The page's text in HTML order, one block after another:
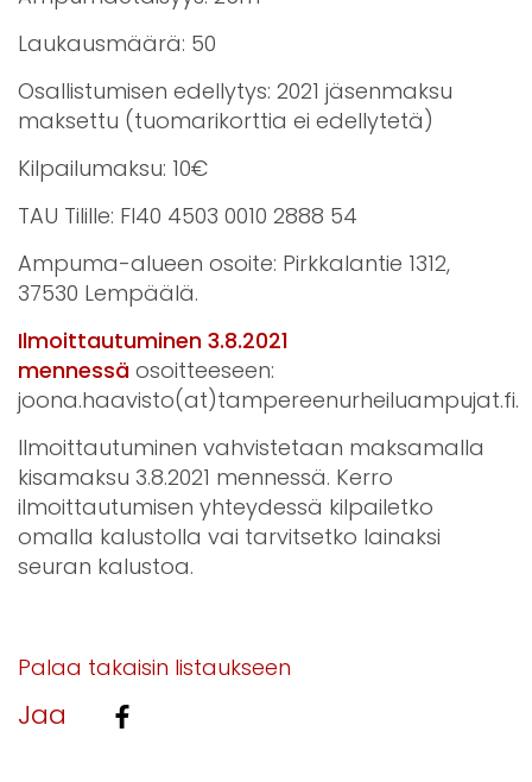
Laukausmäärä: 50
Osallistumisen edellytys: 2021 jäsenmaksu
maksettu (tuomarikorttia ei edellytetä)
Kilpailumaksu: 10€
TAU Tilille: FI40 4503 0010 2888 54
Ampuma-alueen osoite: Pirkkalantie 1312,
37530 Lempäälä.
Ilmoittautuminen 3.8.2021
mennessä osoitteeseen:
joona.haavisto(at)tampereenurheiluampujat.fi.
Ilmoittautuminen vahvistetaan maksamalla
kisamaksu 3.8.2021 mennessä. Kerro
ilmoittautumisen yhteydessä kilpailetko
omalla kalustolla vai tarvitsetko lainaksi
seuran kalustoa.
Palaa takaisin listaukseen
Jaa